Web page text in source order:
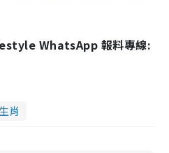
WhatsApp 報料專線:
生肖